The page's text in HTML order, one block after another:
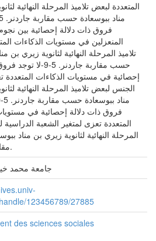
المتعددة لبعض تلاميذ المرحلة النهائية
فروق ذات دلالة إحصائية بين
المنعزلين في مستويات الذكاءات
تلاميذ المرحلة النهائية لثانوية زيري بن
حسب مقاربة جاردنر. 5-9-
إحصائية في مستويات الذكاءات المتعددة
الجنس لبعض تلاميذ المرحلة النهائية
فروق ذات دلالة إحصائية في
المتعددة تعزى لمتغير الشعبة الدراسية
المرحلة النهائية لثانوية زيري بن مناد
مقاربة جاردنر.
جامعة محمد
123456789/27885
des sciences sociales